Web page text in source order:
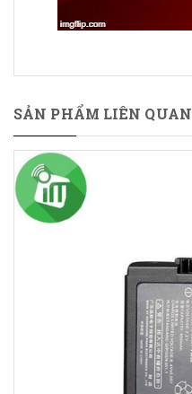
SẢN PHẨM LIÊN QUAN